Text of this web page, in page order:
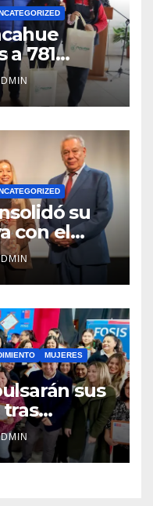
a 781
del
su
con el
2026
MUJERES
sus
FOSIS